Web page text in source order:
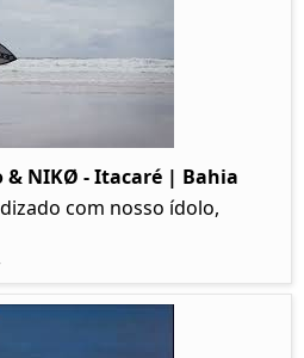
& NIKØ - Itacaré | Bahia
com nosso ídolo,